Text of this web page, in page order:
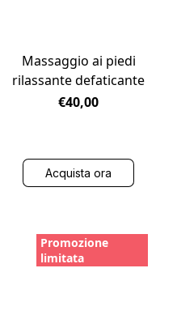
Massaggio ai piedi
rilassante defaticante
€40,00
Acquista ora
Promozione
limitata